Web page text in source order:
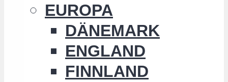
EUROPA
DÄNEMARK
ENGLAND
FINNLAND